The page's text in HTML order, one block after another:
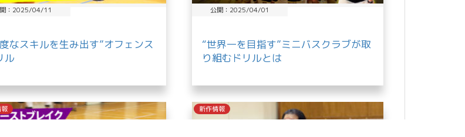
：2025/04/11
なスキルを生み出す”オフェンス
ル
公開：2025/04/01
“世界一を目指す”ミニバスクラブが取
り組むドリルとは
新作情報